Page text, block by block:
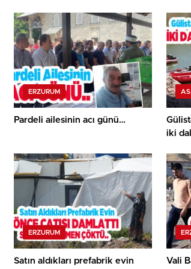
ERZURUM
Pardeli ailesinin acı günü…
iki
ERZURUM
Satın aldıkları prefabrik evin
Vali